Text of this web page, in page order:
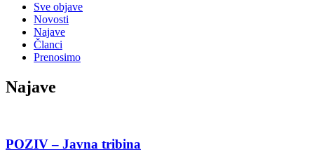
Sve objave
Novosti
Najave
Članci
Prenosimo
Najave
POZIV – Javna tribina